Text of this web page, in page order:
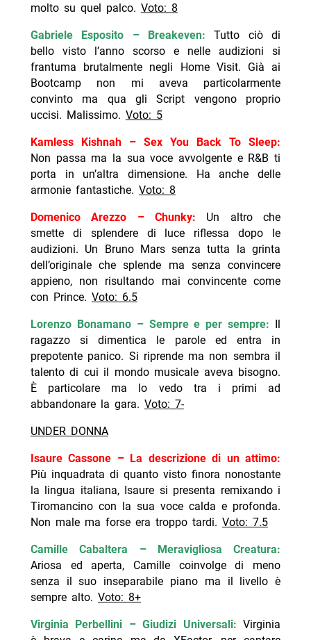
molto su quel palco. Voto: 8
Gabriele Esposito – Breakeven:Tutto ciò di
bello visto l’anno scorso e nelle audizioni si
frantuma brutalmente negli Home Visit. Già ai
Bootcamp non mi aveva particolarmente
convinto ma qua gli Script vengono proprio
uccisi. Malissimo. Voto: 5
Kamless Kishnah – Sex You Back To Sleep:
Non passa ma la sua voce avvolgente e R&B ti
porta in un’altra dimensione. Ha anche delle
armonie fantastiche. Voto: 8
Domenico Arezzo – Chunky:
Un altro che
smette di splendere di luce riflessa dopo le
audizioni. Un Bruno Mars senza tutta la grinta
dell’originale che splende ma senza convincere
appieno, non risultando mai convincente come
con Prince. Voto: 6.5
Lorenzo Bonamano – Sempre e per sempre: Il
ragazzo si dimentica le parole ed entra in
prepotente panico. Si riprende ma non sembra il
talento di cui il mondo musicale aveva bisogno.
È particolare ma lo vedo tra i primi ad
abbandonare la gara. Voto: 7-
UNDER DONNA
Isaure Cassone – La descrizione di un attimo:
Più inquadrata di quanto visto finora nonostante
la lingua italiana, Isaure si presenta remixando i
Tiromancino con la sua voce calda e profonda.
Non male ma forse era troppo tardi. Voto: 7.5
Camille Cabaltera – Meravigliosa Creatura:
Ariosa ed aperta, Camille coinvolge di meno
senza il suo inseparabile piano ma il livello è
sempre alto. Voto: 8+
Virginia Perbellini – Giudizi Universali: Virginia